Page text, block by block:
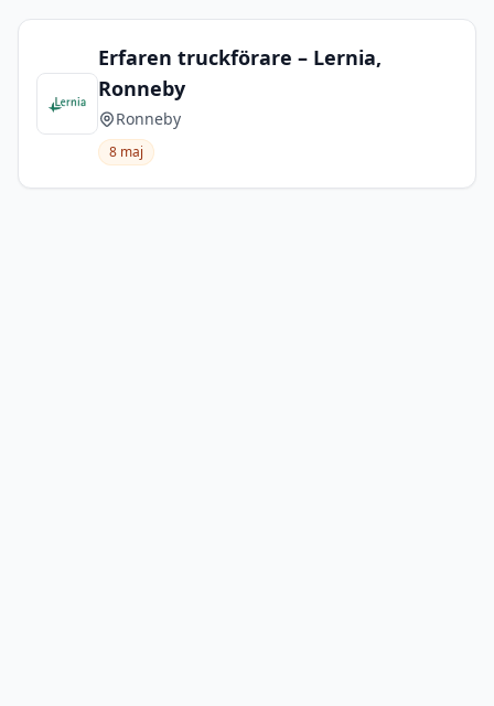
Erfaren truckförare – Lernia,
Ronneby
Ronneby
8 maj